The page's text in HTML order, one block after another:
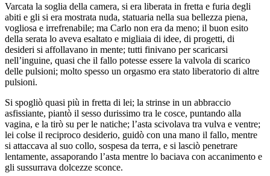
Varcata la soglia della camera, si era liberata in fretta e furia degli
abiti e gli si era mostrata nuda, statuaria nella sua bellezza piena,
vogliosa e irrefrenabile; ma Carlo non era da meno; il buon esito
della serata lo aveva esaltato e migliaia di idee, di progetti, di
desideri si affollavano in mente; tutti finivano per scaricarsi
nell’inguine, quasi che il fallo potesse essere la valvola di scarico
delle pulsioni; molto spesso un orgasmo era stato liberatorio di altre
pulsioni.
Si spogliò quasi più in fretta di lei; la strinse in un abbraccio
asfissiante, piantò il sesso durissimo tra le cosce, puntando alla
vagina, e la tirò su per le natiche; l’asta scivolava tra vulva e ventre;
lei colse il reciproco desiderio, guidò con una mano il fallo, mentre
si attaccava al suo collo, sospesa da terra, e si lasciò penetrare
lentamente, assaporando l’asta mentre lo baciava con accanimento e
gli sussurrava dolcezze sconce.